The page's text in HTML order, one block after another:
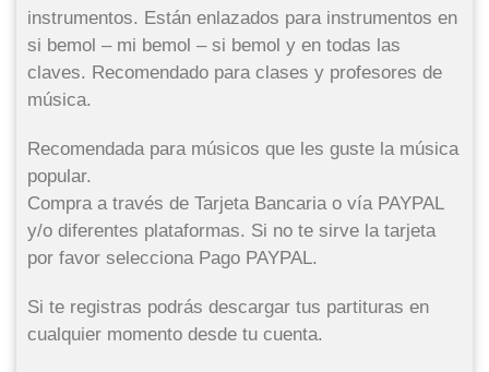
instrumentos. Están enlazados para instrumentos en
si bemol – mi bemol – si bemol y en todas las
claves. Recomendado para clases y profesores de
música.
Recomendada para músicos que les guste la música
popular.
Compra a través de Tarjeta Bancaria o vía PAYPAL
y/o diferentes plataformas. Si no te sirve la tarjeta
por favor selecciona Pago PAYPAL.
Si te registras podrás descargar tus partituras en
cualquier momento desde tu cuenta.